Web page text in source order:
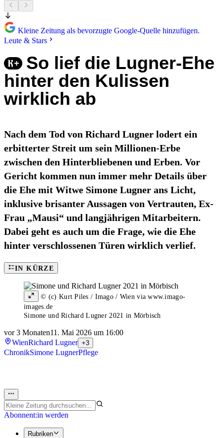
Kleine Zeitung als bevorzugte Google-Quelle hinzufügen.
Leute & Stars
So lief die Lugner-Ehe
hinter den Kulissen
wirklich ab
Nach dem Tod von Richard Lugner lodert ein
erbitterter Streit um sein Millionen-Erbe
zwischen den Hinterbliebenen und Erben. Vor
Gericht kommen nun immer mehr Details über
die Ehe mit Witwe Simone Lugner ans Licht,
inklusive brisanter Aussagen von Vertrauten, Ex-
Frau „Mausi“ und langjährigen Mitarbeitern.
Dabei geht es auch um die Frage, wie die Ehe
hinter verschlossenen Türen wirklich verlief.
IN KÜRZE
© (c) Kurt Piles / Imago / Wien via www.imago-
images.de
Simone und Richard Lugner 2021 in Mörbisch
vor 3 Monaten11. Mai 2026 um 16:00
WienRichard Lugner +3
ChronikSimone LugnerPflege
Abonnent:in werden
Rubriken